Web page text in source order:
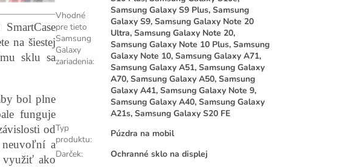
na šiestej
sklu sa
bol plne
funguje
od
neuvoľní a
využiť ako
Vhodné
pre tieto
Samsung
Galaxy
zariadenia:
Samsung Galaxy S9 Plus, Samsung
Galaxy S9, Samsung Galaxy Note 20
Ultra, Samsung Galaxy Note 20,
Samsung Galaxy Note 10 Plus, Samsung
Galaxy Note 10, Samsung Galaxy A71,
Samsung Galaxy A51, Samsung Galaxy
A70, Samsung Galaxy A50, Samsung
Galaxy A41, Samsung Galaxy Note 9,
Samsung Galaxy A40, Samsung Galaxy
A21s, Samsung Galaxy S20 FE
Typ
produktu:
Púzdra na mobil
Darček: Ochranné sklo na displej